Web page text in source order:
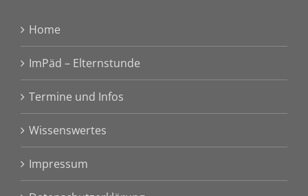
Home
ImPäd – Elternstunde
Termine und Infos
Wissenswertes
Impressum